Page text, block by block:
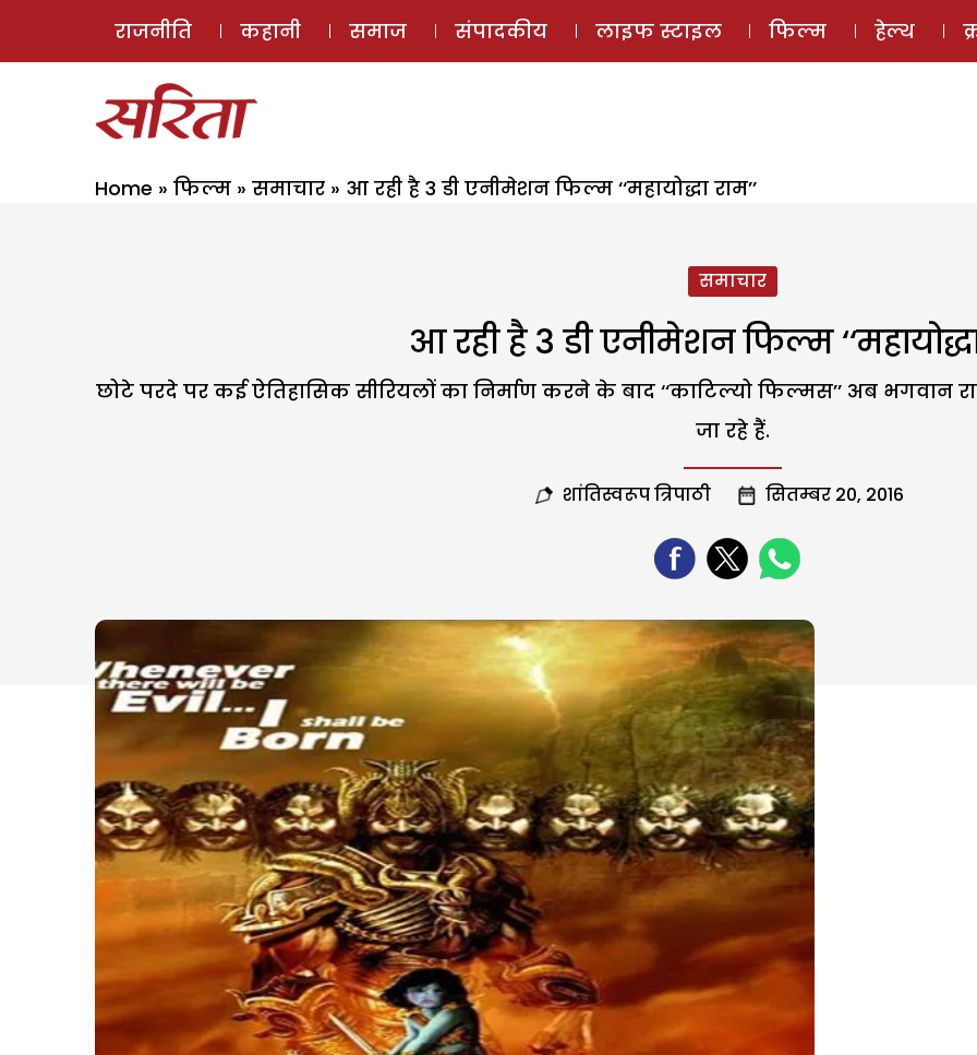
ई-मैगज़ीन
राजनीति कहानी समाज संपादकीय लाइफ स्टाइल फिल्म हेल्थ
Home » फिल्म » समाचार » आ रही है 3 डी एनीमेशन फिल्म ‘‘महायोद्धा राम’’
समाचार
आ रही है 3 डी एनीमेशन फिल्म ‘‘महायोद्धा
छोटे परदे पर कई ऐतिहासिक सीरियलों का निर्माण करने के बाद ‘‘काटिल्यो फिल्मस’’ अब भगवान
जा रहे हैं.
शांतिस्वरूप त्रिपाठी सितम्बर 20, 2016